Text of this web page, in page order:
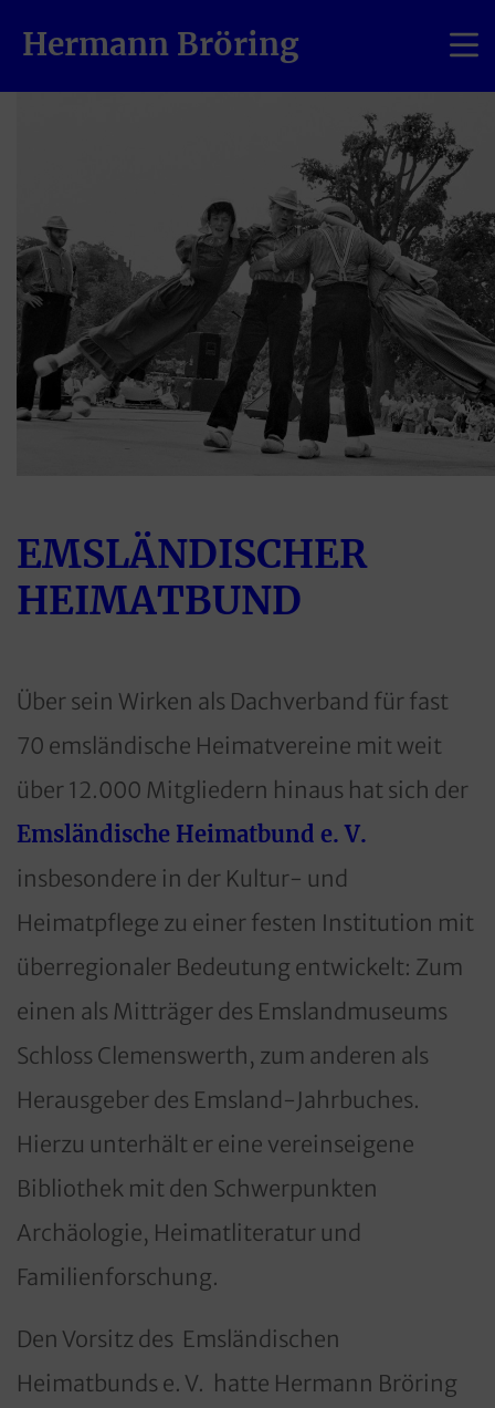
Hermann Bröring
EMSLÄNDISCHER
HEIMATBUND
Über sein Wirken als Dachverband für fast
70 emsländische Heimatvereine mit weit
über 12.000 Mitgliedern hinaus hat sich der
Emsländische Heimatbund e. V.
insbesondere in der Kultur- und
Heimatpflege zu einer festen Institution mit
überregionaler Bedeutung entwickelt: Zum
einen als Mitträger des Emslandmuseums
Schloss Clemenswerth, zum anderen als
Herausgeber des Emsland-Jahrbuches.
Hierzu unterhält er eine vereinseigene
Bibliothek mit den Schwerpunkten
Archäologie, Heimatliteratur und
Familienforschung.
Den Vorsitz des Emsländischen
Heimatbunds e. V. hatte Hermann Bröring